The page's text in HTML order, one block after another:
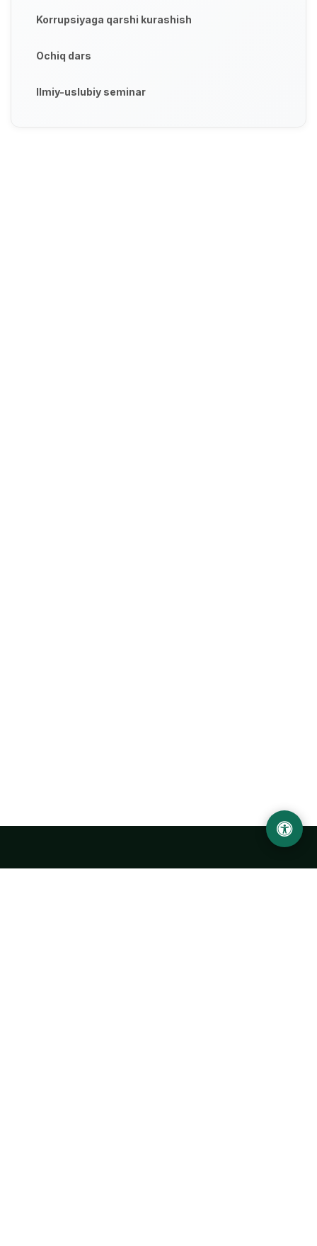
Korrupsiyaga qarshi kurashish
Ochiq dars
Ilmiy-uslubiy seminar